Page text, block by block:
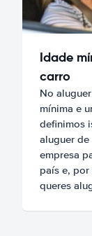
Idade
carro
No
mínima e
definimos
aluguer de
empresa
país e,
queres